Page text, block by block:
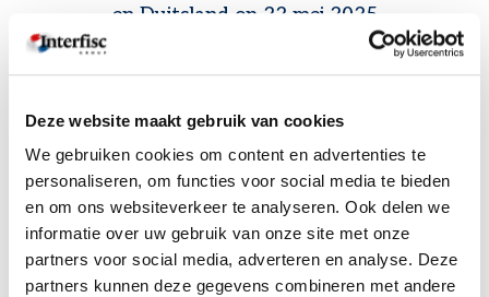
Deze website maakt gebruik van cookies
We gebruiken cookies om content en advertenties te
personaliseren, om functies voor social media te bieden
en om ons websiteverkeer te analyseren. Ook delen we
informatie over uw gebruik van onze site met onze
partners voor social media, adverteren en analyse. Deze
partners kunnen deze gegevens combineren met andere
en Duitsland op 22 mei 2025
WAAR OP TE LETTEN IN DE LOONADMINISTRATIE ALS ER
Tijdens deze studiebijeenkomst maken we op basis van
loonstroken een praktische vergelijking tussen de regelgeving in
Nederland, België en Duitsland.We brengen de overeenkomsten
en verschillen in kaart op het gebied van sociale zekerheid, fiscaliteit,
arbeidsrecht, aanvullende arbeidsvoorwaarden en verzekeringen.